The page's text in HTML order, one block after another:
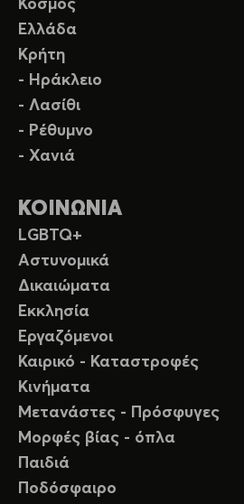
Κόσμος
Ελλάδα
Κρήτη
- Ηράκλειο
- Λασίθι
- Ρέθυμνο
- Χανιά
ΚΟΙΝΩΝΙΑ
LGBTQ+
Αστυνομικά
Δικαιώματα
Εκκλησία
Εργαζόμενοι
Καιρικό - Καταστροφές
Κινήματα
Μετανάστες - Πρόσφυγες
Μορφές βίας - όπλα
Παιδιά
Ποδόσφαιρο